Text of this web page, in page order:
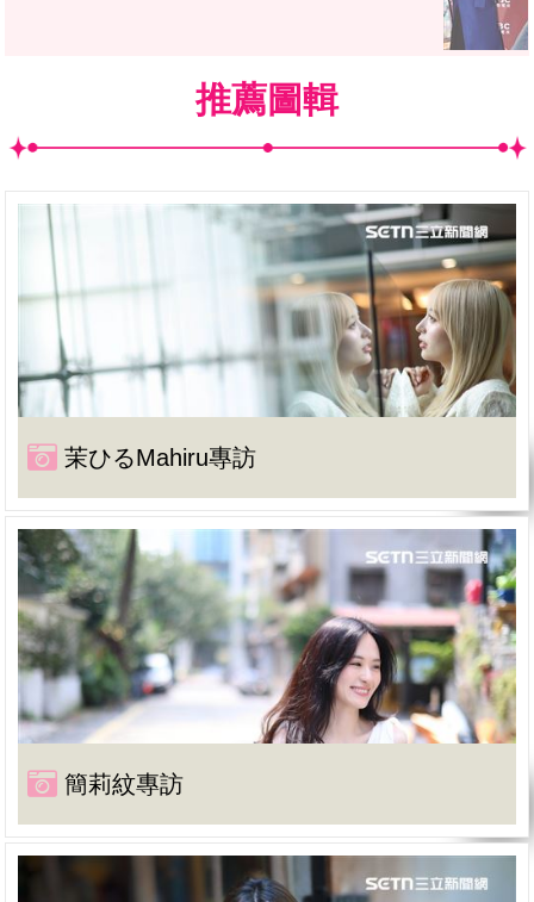
推薦圖輯
茉ひるMahiru專訪
簡莉紋專訪